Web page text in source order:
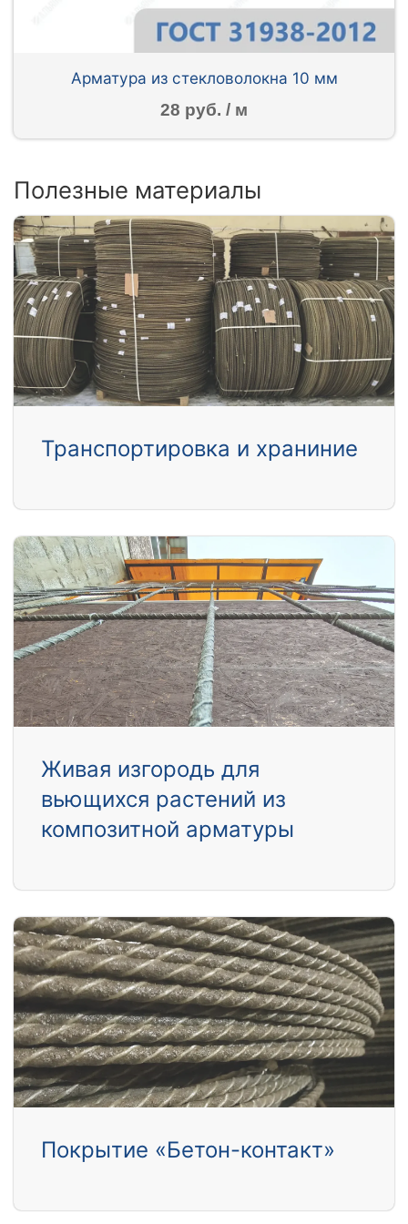
Арматура из стекловолокна 10 мм
28 руб. / м
Полезные материалы
Транспортировка и храниние
Живая изгородь для
вьющихся растений из
композитной арматуры
Покрытие «Бетон-контакт»